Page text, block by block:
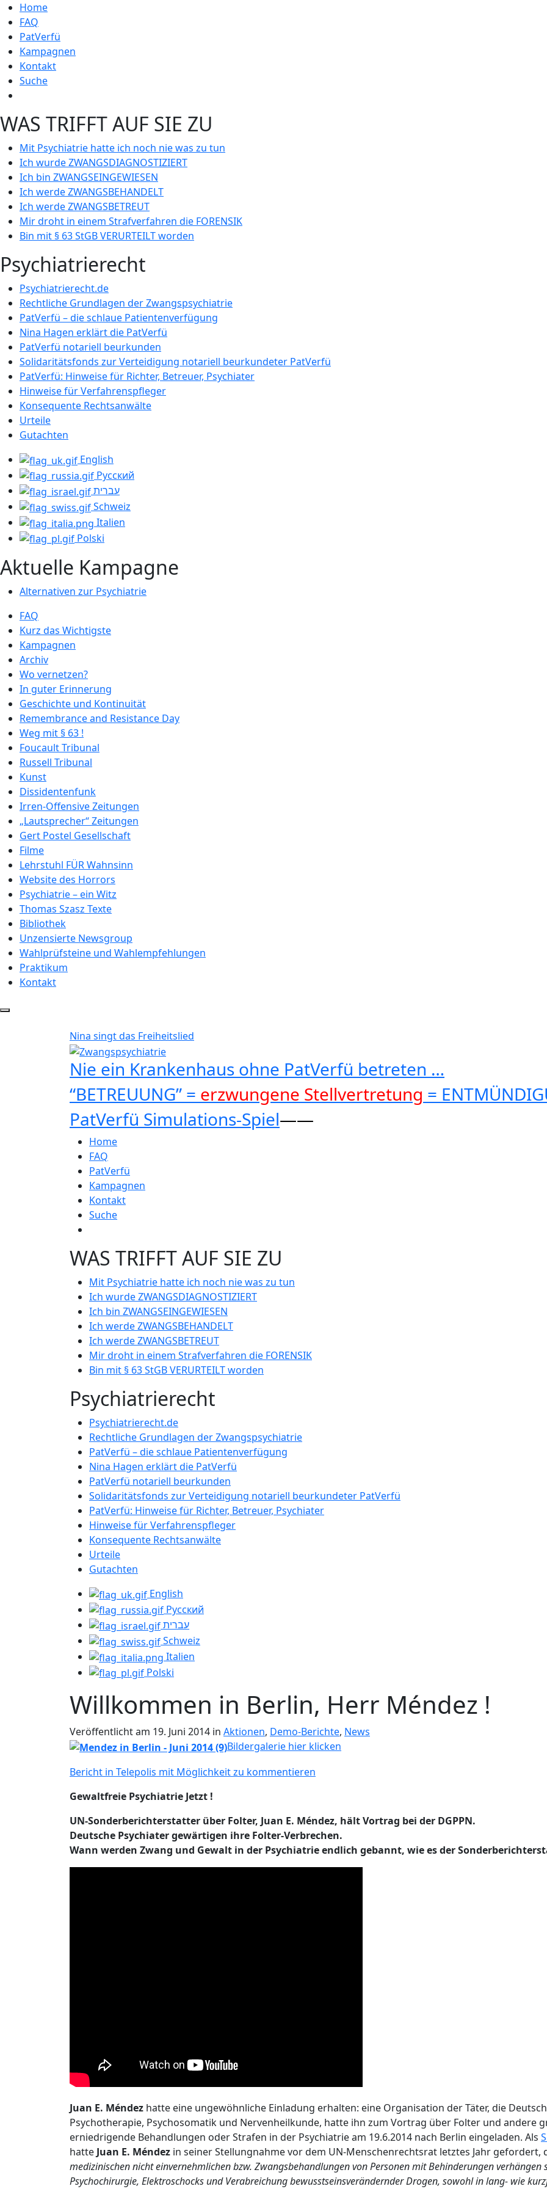
Home
FAQ
PatVerfü
Kampagnen
Kontakt
Suche
WAS TRIFFT AUF SIE ZU
Mit Psychiatrie hatte ich noch nie was zu tun
Ich wurde ZWANGSDIAGNOSTIZIERT
Ich bin ZWANGSEINGEWIESEN
Ich werde ZWANGSBEHANDELT
Ich werde ZWANGSBETREUT
Mir droht in einem Strafverfahren die FORENSIK
Bin mit § 63 StGB VERURTEILT worden
Psychiatrierecht
Psychiatrierecht.de
Rechtliche Grundlagen der Zwangspsychiatrie
PatVerfü – die schlaue Patientenverfügung
Nina Hagen erklärt die PatVerfü
PatVerfü notariell beurkunden
Solidaritätsfonds zur Verteidigung notariell beurkundeter PatVerfü
PatVerfü: Hinweise für Richter, Betreuer, Psychiater
Hinweise für Verfahrenspfleger
Konsequente Rechtsanwälte
Urteile
Gutachten
English
Русский
עברית
Schweiz
Italien
Polski
Aktuelle Kampagne
Alternativen zur Psychiatrie
FAQ
Kurz das Wichtigste
Kampagnen
Archiv
Wo vernetzen?
In guter Erinnerung
Geschichte und Kontinuität
Remembrance and Resistance Day
Weg mit § 63 !
Foucault Tribunal
Russell Tribunal
Kunst
Dissidentenfunk
Irren-Offensive Zeitungen
„Lautsprecher“ Zeitungen
Gert Postel Gesellschaft
Filme
Lehrstuhl FÜR Wahnsinn
Website des Horrors
Psychiatrie – ein Witz
Thomas Szasz Texte
Bibliothek
Unzensierte Newsgroup
Wahlprüfsteine und Wahlempfehlungen
Praktikum
Kontakt
Nina singt das Freiheitslied
Nie ein Krankenhaus ohne PatVerfü betreten …
“BETREUUNG” = erzwungene Stellvertretung =
PatVerfü Simulations-Spiel——
Home
FAQ
PatVerfü
Kampagnen
Kontakt
Suche
WAS TRIFFT AUF SIE ZU
Mit Psychiatrie hatte ich noch nie was zu tun
Ich wurde ZWANGSDIAGNOSTIZIERT
Ich bin ZWANGSEINGEWIESEN
Ich werde ZWANGSBEHANDELT
Ich werde ZWANGSBETREUT
Mir droht in einem Strafverfahren die FORENSIK
Bin mit § 63 StGB VERURTEILT worden
Psychiatrierecht
Psychiatrierecht.de
Rechtliche Grundlagen der Zwangspsychiatrie
PatVerfü – die schlaue Patientenverfügung
Nina Hagen erklärt die PatVerfü
PatVerfü notariell beurkunden
Solidaritätsfonds zur Verteidigung notariell beurkundeter PatVerfü
PatVerfü: Hinweise für Richter, Betreuer, Psychiater
Hinweise für Verfahrenspfleger
Konsequente Rechtsanwälte
Urteile
Gutachten
English
Русский
עברית
Schweiz
Italien
Polski
Willkommen in Berlin, Herr Méndez !
Veröffentlicht am 19. Juni 2014 in Aktionen, Demo-Berichte, News
Bildergalerie hier klicken
Bericht in Telepolis mit Möglichkeit zu kommentieren
Gewaltfreie Psychiatrie Jetzt !
UN-Sonderberichterstatter über Folter, Juan E. Méndez, hält Vortrag bei der DGPPN.
Deutsche Psychiater gewärtigen ihre Folter-Verbrechen.
Wann werden Zwang und Gewalt in der Psychiatrie endlich gebannt, wie es der
Juan E. Méndez hatte eine ungewöhnliche Einladung erhalten: eine Organisation der Täter, die
Psychotherapie, Psychosomatik und Nervenheilkunde, hatte ihn zum Vortrag über Folter und andere
erniedrigende Behandlungen oder Strafen in der Psychiatrie am 19.6.2014 nach Berlin eingeladen. Als
hatte Juan E. Méndez in seiner Stellungnahme vor dem UN-Menschenrechtsrat letztes Jahr gefordert,
medizinischen nicht einvernehmlichen bzw. Zwangsbehandlungen von Personen mit Behinderungen
Psychochirurgie, Elektroschocks und Verabreichung bewusstseinsverändernder Drogen, sowohl in lang- wie